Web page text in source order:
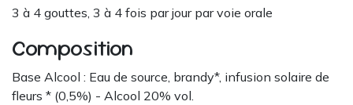
3 à 4 gouttes, 3 à 4 fois par jour par voie orale
Composition
Base Alcool : Eau de source, brandy*, infusion solaire de
fleurs * (0,5%) - Alcool 20% vol.